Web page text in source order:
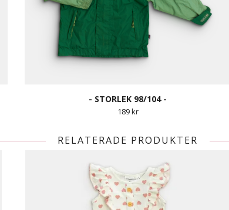
- STORLEK 98/104 -
189 kr
RELATERADE PRODUKTER